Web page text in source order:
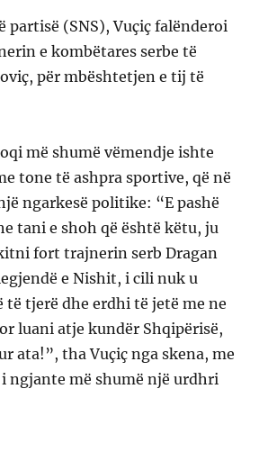
partisë (SNS), Vuçiç falënderoi
e kombëtares serbe të
për mbështetjen e tij të
më shumë vëmendje ishte
tone të ashpra sportive, që në
ngarkesë politike: “E pashë
tani e shoh që është këtu, ju
fort trajnerin serb Dragan
e Nishit, i cili nuk u
të tjerë dhe erdhi të jetë me ne
luani atje kundër Shqipërisë,
ata!”, tha Vuçiç nga skena, me
ngjante më shumë një urdhri